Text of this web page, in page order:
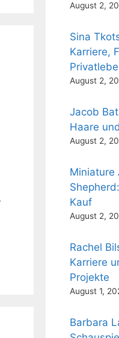
August 2,
Sina
Karriere,
August 2,
Jacob
Haare
August 2,
Miniature
Kauf
August 2,
Rachel
Karriere
Projekte
August 1,
Barbara